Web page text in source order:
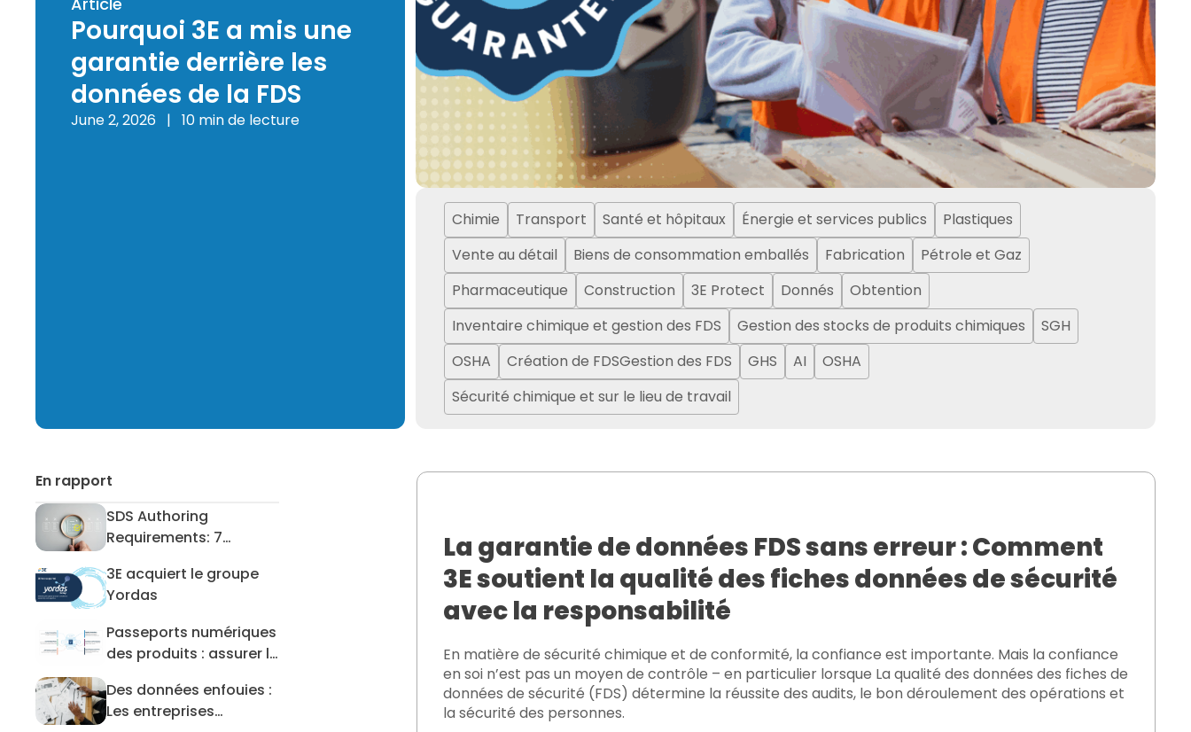
Pourquoi 3E a mis une
garantie derrière les
données de la FDS
June 2, 2026 | 10 min de lecture
Chimie Transport Santé et hôpitaux Énergie et services publics
Plastiques
Vente au détail
Biens de consommation emballés Fabrication
Pétrole et Gaz
Pharmaceutique
Construction 3E Protect Donnés
Obtention
Inventaire chimique et gestion des FDS
Gestion des stocks de produits chimiques
SGH
OSHA
Création de FDSGestion des FDS GHS AI
OSHA
Sécurité chimique et sur le lieu de travail
En rapport
SDS Authoring
Requirements: 7
SDS Authoring Requirements: 7 Mistakes to Avoid
3E acquiert le groupe
Yordas3E acquiert le groupe Yordas
Passeports numériques
des produits : assurer la
données pour les DPP et
au-delà
Passeports numériques des produits : assurer la préparation des données pour les DPP et au-delà
Des données enfouies :
Les entreprises
Des données enfouies : Les entreprises chimiques se débattent avec les exigences de la TSCA en matière de rapports.
La garantie de données FDS sans erreur : Comment
3E soutient la qualité des fiches données de sécurité
avec la responsabilité
En matière de sécurité chimique et de conformité, la confiance est importante. Mais la confiance
en soi n’est pas un moyen de contrôle – en particulier lorsque La qualité des données des fiches de
données de sécurité (FDS) détermine la réussite des audits, le bon déroulement des opérations et
la sécurité des personnes.